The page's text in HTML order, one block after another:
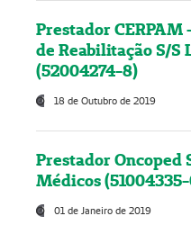
Prestador CERPAM
de Reabilitação S/S
(52004274-8)
18 de Outubro de 2019
Prestador Oncoped
Médicos
01 de Janeiro de 2019